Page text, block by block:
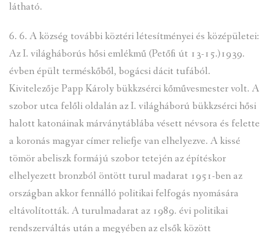
látható.
6. 6. A község további köztéri létesítményei és középületei:
Az I. világháborús hősi emlékmű (Petőfi út 13-15.)1939.
évben épült terméskőből, bogácsi dácit tufából.
Kivitelezője Papp Károly bükkzsérci kőművesmester volt. A
szobor utca felőli oldalán az I. világháború bükkzsérci hősi
halott katonáinak márványtáblába vésett névsora és felette
a koronás magyar címer reliefje van elhelyezve. A kissé
tömör abeliszk formájú szobor tetején az építéskor
elhelyezett bronzból öntött turul madarat 1951-ben az
országban akkor fennálló politikai felfogás nyomására
eltávolították. A turulmadarat az 1989. évi politikai
rendszerváltás után a megyében az elsők között